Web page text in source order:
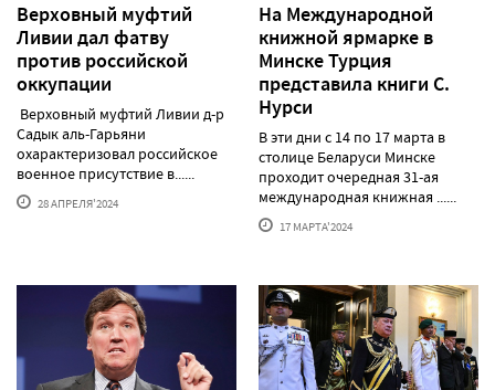
Верховный муфтий
Ливии дал фатву
против российской
оккупации
Верховный муфтий Ливии д-р
Садык аль-Гарьяни
охарактеризовал российское
военное присутствие в......
28 АПРЕЛЯ'2024
На Международной
книжной ярмарке в
Минске Турция
представила книги С.
Нурси
В эти дни с 14 по 17 марта в
столице Беларуси Минске
проходит очередная 31-ая
международная книжная ......
17 МАРТА'2024